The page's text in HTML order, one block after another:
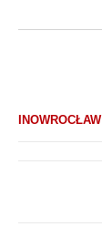
INOWROCŁAW